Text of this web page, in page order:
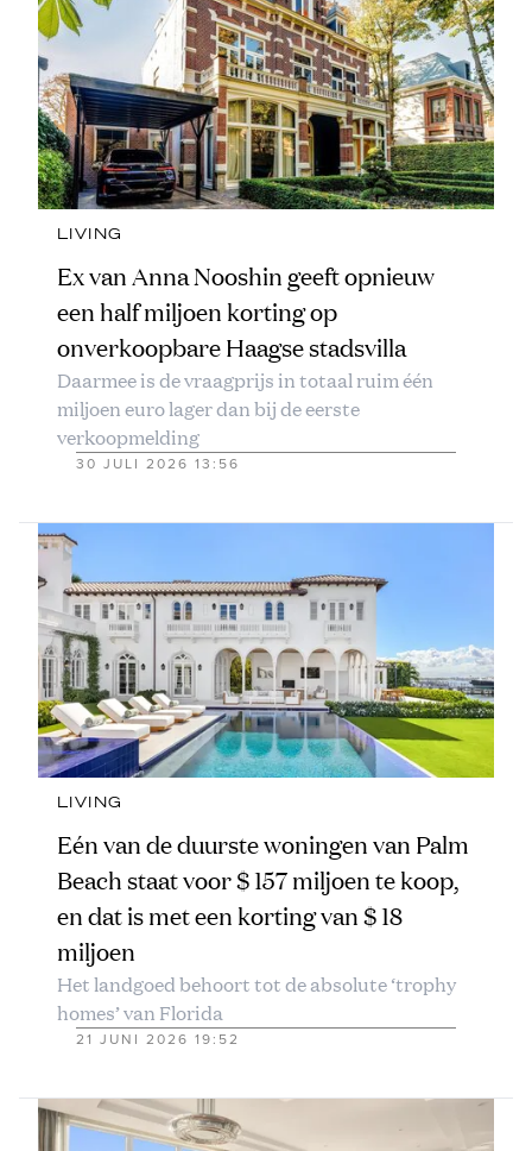
LIVING
Ex van Anna Nooshin geeft opnieuw
een half miljoen korting op
onverkoopbare Haagse stadsvilla
Daarmee is de vraagprijs in totaal ruim één
miljoen euro lager dan bij de eerste
verkoopmelding
30 JULI 2026 13:56
LIVING
Eén van de duurste woningen van Palm
Beach staat voor $ 157 miljoen te koop,
en dat is met een korting van $ 18
miljoen
Het landgoed behoort tot de absolute ‘trophy
homes’ van Florida
21 JUNI 2026 19:52